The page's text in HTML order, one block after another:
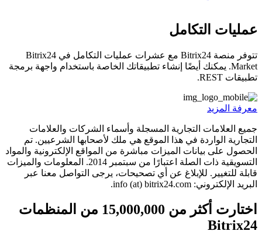
عمليات التكامل
تتوفر منصة Bitrix24 مع عشرات عمليات التكامل في Bitrix24
Market. يمكنك أيضًا إنشاء تطبيقاتك الخاصة باستخدام واجهة برمجة
تطبيقات REST.
معرفة المزيد
جميع العلامات التجارية المسجلة وأسماء الشركات والعلامات
التجارية الواردة في هذا الموقع هي ملك لأصحابها الشرعيين. تم
الحصول على بيانات الميزات مباشرة من المواقع الإلكترونية والمواد
التسويقية ذات الصلة اعتبارًا من سبتمبر 2014. المعلومات والميزات
قابلة للتغيير. للإبلاغ عن أي تصحيحات، يرجى التواصل معنا عبر
البريد الإلكتروني: info (at) bitrix24.com.
اختارت أكثر من 15,000,000 من المنظمات
Bitrix24